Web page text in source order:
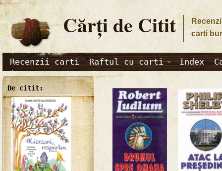
Cărţi de Citit
carti
Recenzii carti Raftul cu carti Index
De citit: